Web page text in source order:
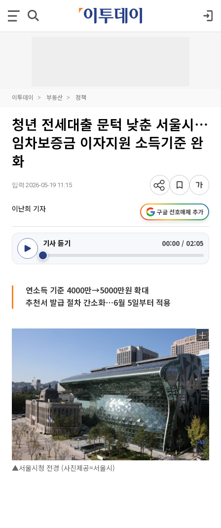
이투데이 부동산 정책
청년 전세대출 문턱 낮춘 서울시⋯
임차보증금 이자지원 소득기준 완
화
입력 2026-05-19 11:15
이난희 기자 구글 선호매체 추가
기사 듣기 00:00 / 02:05
연소득 기준 4000만→5000만원 확대
추천서 발급 절차 간소화⋯6월 5일부터 적용
▲서울시청 전경 (사진제공=서울시)